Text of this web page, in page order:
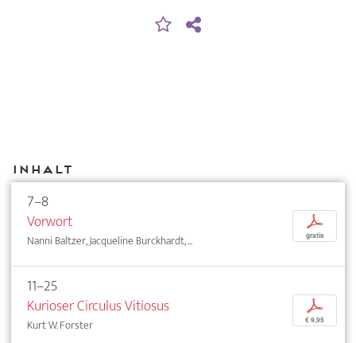
Inhalt
7–8
Vorwort
Nanni Baltzer, Jacqueline Burckhardt, ...
p
gratis
11–25
Kurioser Circulus Vitiosus
Kurt W. Forster
p
€ 9,95